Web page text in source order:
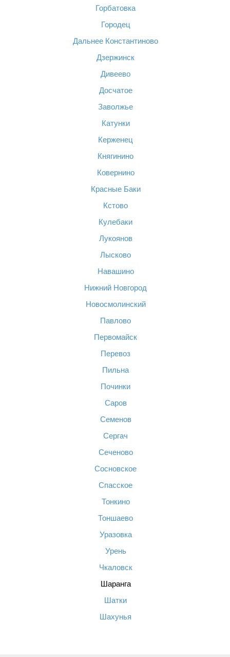
Горбатовка
Городец
Дальнее Константиново
Дзержинск
Дивеево
Досчатое
Заволжье
Катунки
Керженец
Княгинино
Ковернино
Красные Баки
Кстово
Кулебаки
Лукоянов
Лысково
Навашино
Нижний Новгород
Новосмолинский
Павлово
Первомайск
Перевоз
Пильна
Починки
Саров
Семенов
Сергач
Сеченово
Сосновское
Спасское
Тонкино
Тоншаево
Уразовка
Урень
Чкаловск
Шаранга
Шатки
Шахунья